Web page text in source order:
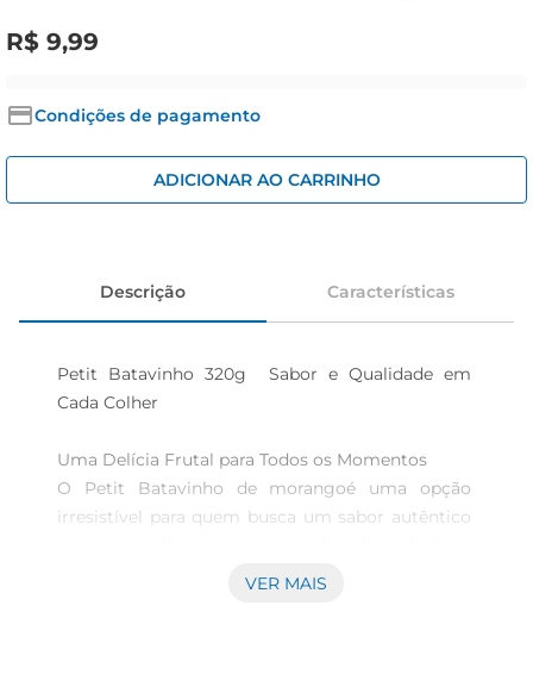
R$ 9,99
Condições de pagamento
ADICIONAR AO CARRINHO
Descrição Características
Petit Batavinho 320g  Sabor e Qualidade em
Cada Colher
Uma Delícia Frutal para Todos os Momentos
O Petit Batavinho de morangoé uma opção
irresistível para quem busca um sabor autêntico
320g de pura cremosidade, este produto é ideal
VER MAIS
azeite
arroz
iogurte